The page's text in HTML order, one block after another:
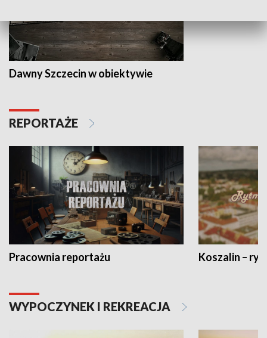
Dawny Szczecin w obiektywie
REPORTAŻE
Pracownia reportażu Koszalin –
WYPOCZYNEK I REKREACJA